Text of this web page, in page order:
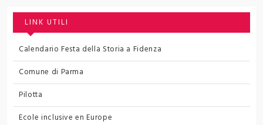
LINK UTILI
Calendario Festa della Storia a Fidenza
Comune di Parma
Pilotta
Ecole inclusive en Europe